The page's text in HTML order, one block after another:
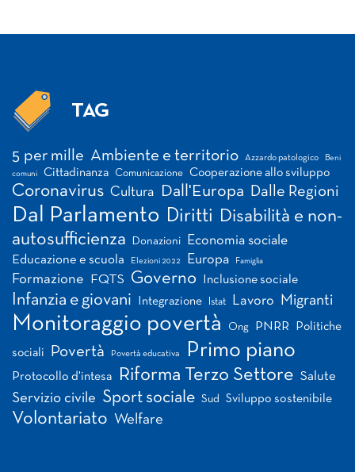
TAG
5 per mille Ambiente e territorio Azzardo patologico Beni
comuni Cittadinanza Comunicazione Cooperazione allo sviluppo
Coronavirus Cultura Dall'Europa Dalle Regioni
Dal Parlamento Diritti
Disabilità e non-
autosufficienza
Donazioni Economia sociale
Educazione e scuola Elezioni 2022 Europa Famiglia
Formazione FQTS Governo Inclusione sociale
Infanzia e giovani Integrazione Istat Lavoro Migranti
Monitoraggio povertà Ong PNRR Politiche
sociali Povertà Povertà educativa Primo piano
Protocollo d'intesa Riforma Terzo Settore Salute
Servizio civile Sport sociale Sud Sviluppo sostenibile
Volontariato Welfare